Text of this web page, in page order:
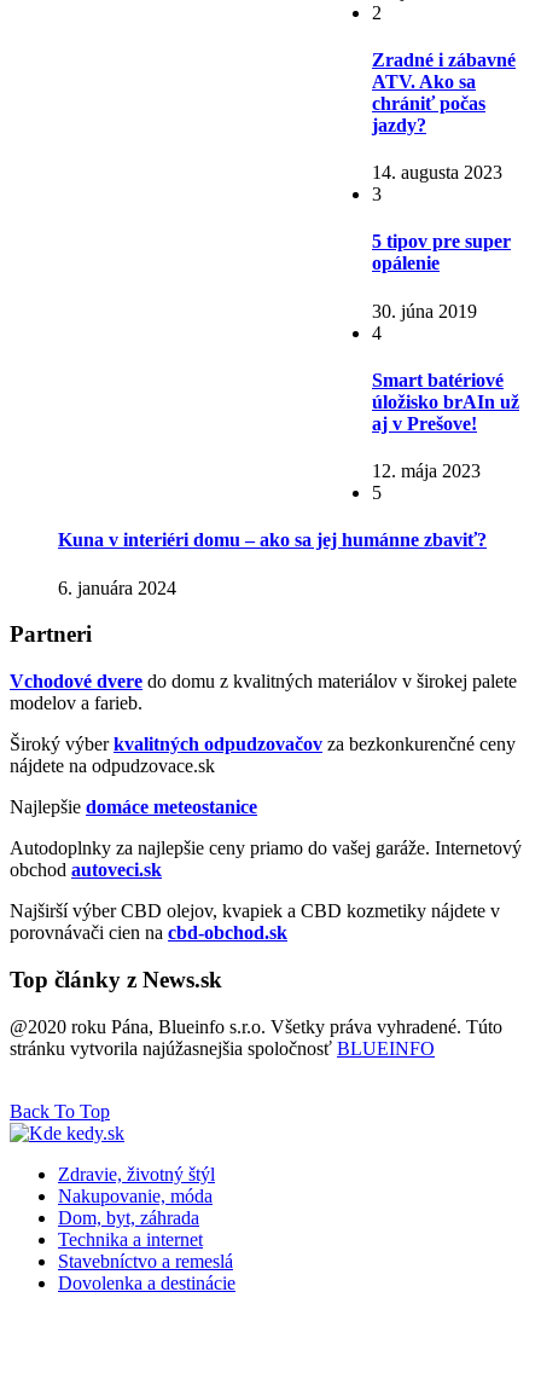
2
Zradné i zábavné
ATV. Ako sa
chrániť počas
jazdy?
14. augusta 2023
3
5 tipov pre super
opálenie
30. júna 2019
4
Smart batériové
úložisko brAIn už
aj v Prešove!
12. mája 2023
5
Kuna v interiéri domu – ako sa jej humánne zbaviť?
6. januára 2024
Partneri
Vchodové dvere do domu z kvalitných materiálov v širokej palete
modelov a farieb.
Široký výberkvalitných odpudzovačov za bezkonkurenčné ceny
nájdete na odpudzovace.sk
Najlepšie domáce meteostanice
Autodoplnky za najlepšie ceny priamo do vašej garáže. Internetový
obchod autoveci.sk
Najširší výber CBD olejov, kvapiek a CBD kozmetiky nájdete v
porovnávači cien na cbd-obchod.sk
Top články z News.sk
@2020 roku Pána, Blueinfo s.r.o. Všetky práva vyhradené. Túto
stránku vytvorila najúžasnejšia spoločnosť BLUEINFO
Back To Top
Zdravie, životný štýl
Nakupovanie, móda
Dom, byt, záhrada
Technika a internet
Stavebníctvo a remeslá
Dovolenka a destinácie